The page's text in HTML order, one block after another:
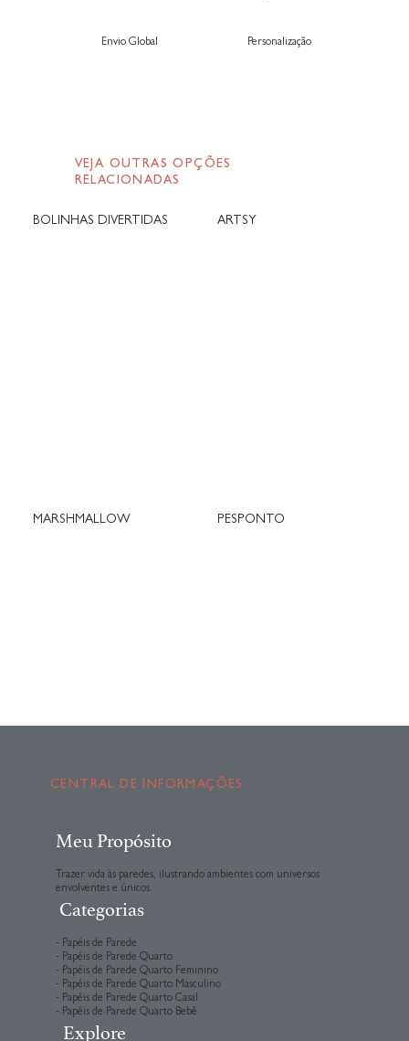
Envio Global Personalização
VEJA OUTRAS OPÇÕES
RELACIONADAS
BOLINHAS DIVERTIDAS ARTSY
MARSHMALLOW PESPONTO
CENTRAL DE INFORMAÇÕES
Meu Propósito
Trazer vida às paredes, ilustrando ambientes com universos
envolventes e únicos.
Categorias
- Papéis de Parede
- Papéis de Parede Quarto
- Papéis de Parede Quarto Feminino
- Papéis de Parede Quarto Masculino
- Papéis de Parede Quarto Casal
- Papéis de Parede Quarto Bebê
Explore